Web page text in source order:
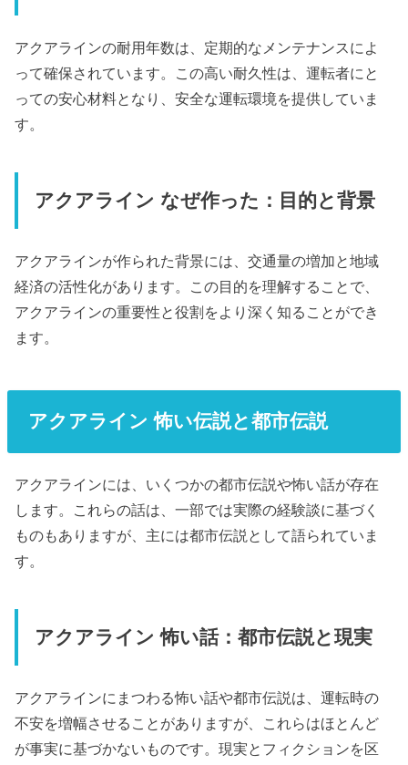
アクアラインの耐用年数は、定期的なメンテナンスによ
って確保されています。この高い耐久性は、運転者にと
っての安心材料となり、安全な運転環境を提供していま
す。
アクアライン なぜ作った：目的と背景
アクアラインが作られた背景には、交通量の増加と地域
経済の活性化があります。この目的を理解することで、
アクアラインの重要性と役割をより深く知ることができ
ます。
アクアライン 怖い伝説と都市伝説
アクアラインには、いくつかの都市伝説や怖い話が存在
します。これらの話は、一部では実際の経験談に基づく
ものもありますが、主には都市伝説として語られていま
す。
アクアライン 怖い話：都市伝説と現実
アクアラインにまつわる怖い話や都市伝説は、運転時の
不安を増幅させることがありますが、これらはほとんど
が事実に基づかないものです。現実とフィクションを区